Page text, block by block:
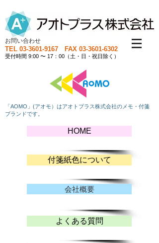
お問い合わせ
TEL 03-3601-9167 FAX 03-3601-6302
受付時間 9:00 〜 17：00（土・日・祝日除く）
「AOMO」(アオモ）はアオトプラス株式会社のメモ・付箋
ブランドです。
HOME
付箋紙色について
会社概要
よくある質問